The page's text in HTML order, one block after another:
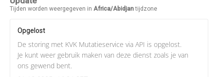
Tijden worden weergegeven in Africa/Abidjantijdzone
Opgelost
De storing met KVK Mutatieservice via API is opgelost.
Je kunt weer gebruik maken van deze dienst zoals je van
ons gewend bent.